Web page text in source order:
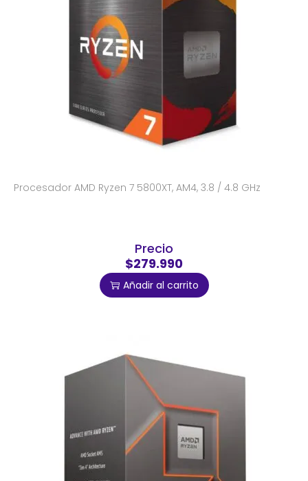
Procesador AMD Ryzen 7 5800XT, AM4, 3.8 / 4.8 GHz
Precio
$279.990
Añadir al carrito